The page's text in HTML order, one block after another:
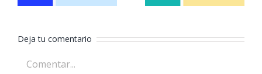
Deja tu comentario
Comentar